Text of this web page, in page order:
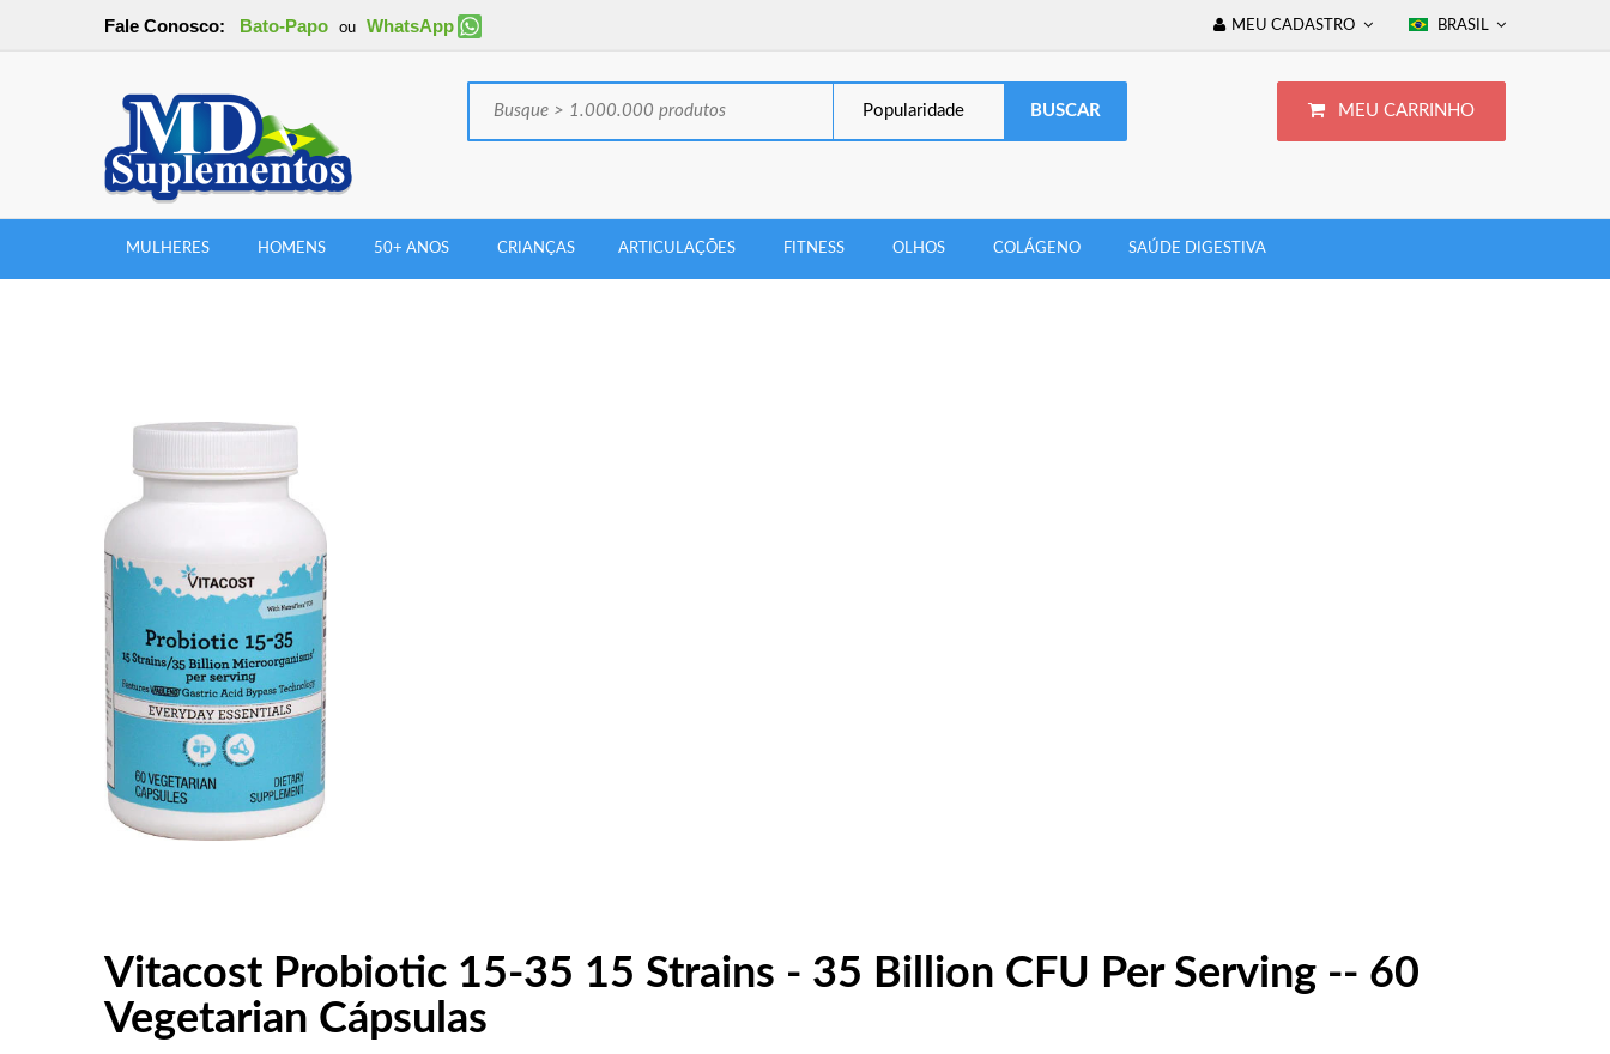
Fale Conosco: Bato-Papo ou WhatsApp BRASIL
MEU CADASTRO
MEU CARRINHO
Popularidade
MULHERES HOMENS 50+ ANOS CRIANÇAS ARTICULAÇÕES FITNESS OLHOS COLÁGENO SAÚDE DIGESTIVA
Vitacost Probiotic 15-35 15 Strains - 35 Billion CFU Per Serving -- 60
Vegetarian Cápsulas